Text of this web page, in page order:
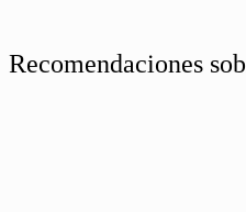
Recomendaciones